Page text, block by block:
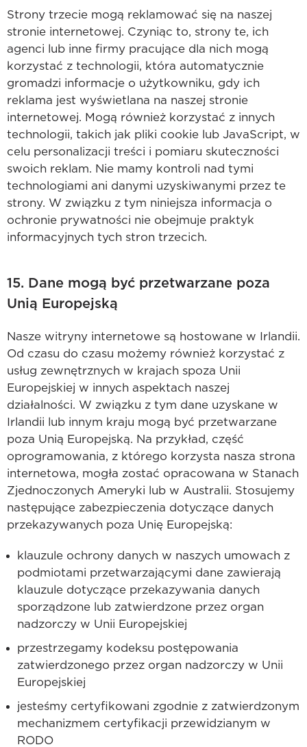
Strony trzecie mogą reklamować się na naszej
stronie internetowej. Czyniąc to, strony te, ich
agenci lub inne firmy pracujące dla nich mogą
korzystać z technologii, która automatycznie
gromadzi informacje o użytkowniku, gdy ich
reklama jest wyświetlana na naszej stronie
internetowej. Mogą również korzystać z innych
technologii, takich jak pliki cookie lub JavaScript, w
celu personalizacji treści i pomiaru skuteczności
swoich reklam. Nie mamy kontroli nad tymi
technologiami ani danymi uzyskiwanymi przez te
strony. W związku z tym niniejsza informacja o
ochronie prywatności nie obejmuje praktyk
informacyjnych tych stron trzecich.
15. Dane mogą być przetwarzane poza
Unią Europejską
Nasze witryny internetowe są hostowane w Irlandii.
Od czasu do czasu możemy również korzystać z
usług zewnętrznych w krajach spoza Unii
Europejskiej w innych aspektach naszej
działalności. W związku z tym dane uzyskane w
Irlandii lub innym kraju mogą być przetwarzane
poza Unią Europejską. Na przykład, część
oprogramowania, z którego korzysta nasza strona
internetowa, mogła zostać opracowana w Stanach
Zjednoczonych Ameryki lub w Australii. Stosujemy
następujące zabezpieczenia dotyczące danych
przekazywanych poza Unię Europejską:
klauzule ochrony danych w naszych umowach z
podmiotami przetwarzającymi dane zawierają
klauzule dotyczące przekazywania danych
sporządzone lub zatwierdzone przez organ
nadzorczy w Unii Europejskiej
przestrzegamy kodeksu postępowania
zatwierdzonego przez organ nadzorczy w Unii
Europejskiej
jesteśmy certyfikowani zgodnie z zatwierdzonym
mechanizmem certyfikacji przewidzianym w
RODO